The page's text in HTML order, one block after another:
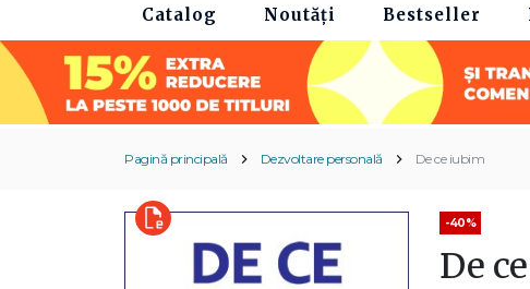
Catalog Noutăți Bestseller
Pagină principală Dezvoltare personală De ce iubim
-40%
De